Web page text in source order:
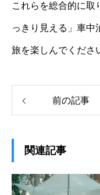
これらを総合的に取
っきり見える」車中
旅を楽しんでくださ
前の記事
関連記事